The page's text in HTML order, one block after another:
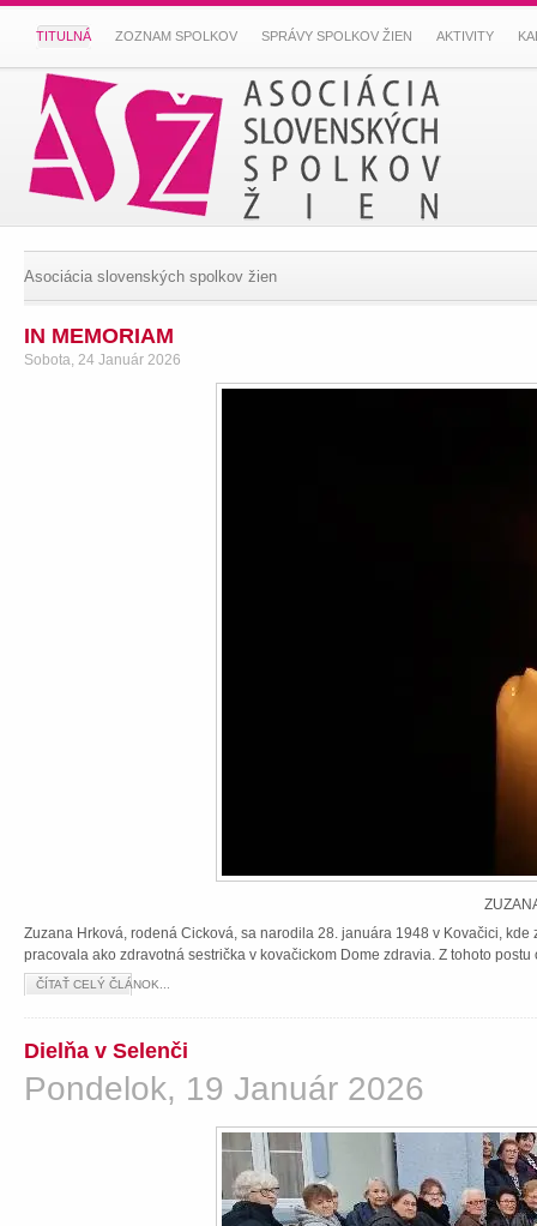
TITULNÁ ZOZNAM SPOLKOV SPRÁVY SPOLKOV ŽIEN AKTIVITY
Asociácia slovenských spolkov žien
IN MEMORIAM
Sobota, 24 Január 2026
Zuzana Hrková, rodená Cicková, sa narodila 28. januára 1948 v Kovačici,
pracovala ako zdravotná sestrička v kovačickom Dome zdravia. Z tohoto
ČÍTAŤ CELÝ ČLÁNOK...
Dielňa v Selenči
Pondelok, 19 Január 2026